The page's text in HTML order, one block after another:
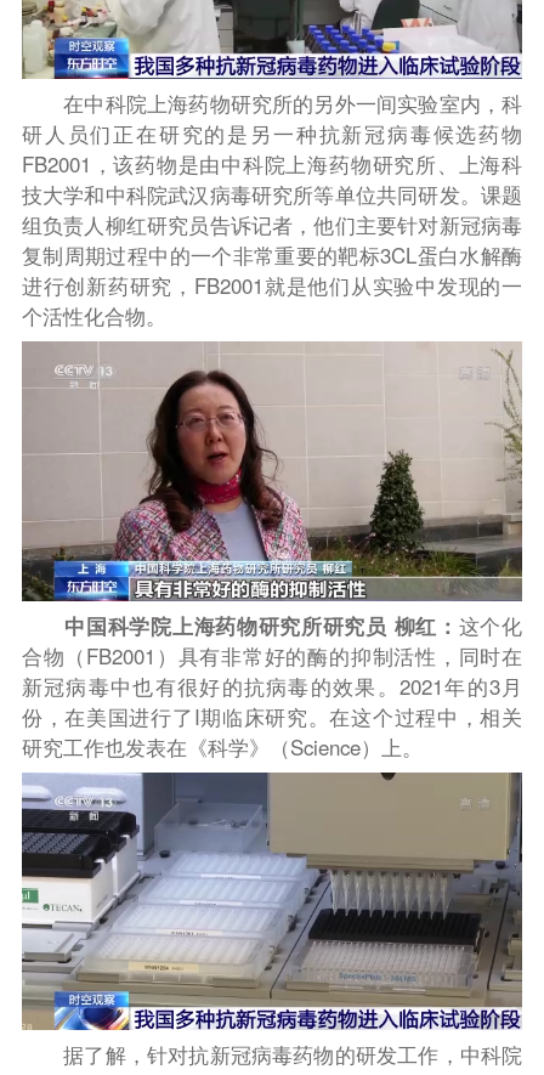
在中科院上海药物研究所的另外一间实验室内，科
研人员们正在研究的是另一种抗新冠病毒候选药物
FB2001，该药物是由中科院上海药物研究所、上海科
技大学和中科院武汉病毒研究所等单位共同研发。课题
组负责人柳红研究员告诉记者，他们主要针对新冠病毒
复制周期过程中的一个非常重要的靶标3CL蛋白水解酶
进行创新药研究，FB2001就是他们从实验中发现的一
个活性化合物。
中国科学院上海药物研究所研究员 柳红： 这个化
合物（FB2001）具有非常好的酶的抑制活性，同时在
新冠病毒中也有很好的抗病毒的效果。2021年的3月
份，在美国进行了I期临床研究。在这个过程中，相关
研究工作也发表在《科学》（Science）上。
据了解，针对抗新冠病毒药物的研发工作，中科院